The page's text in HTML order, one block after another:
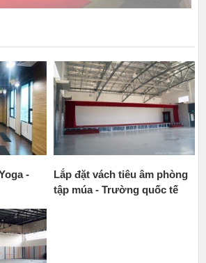
-
Lắp đặt vách tiêu âm phòng
tập múa - Trường quốc tế